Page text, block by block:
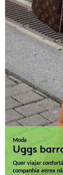
Moda
Uggs
Quer viajar
companhia aérea